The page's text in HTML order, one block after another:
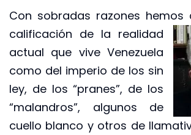
Con sobradas razones hemos
calificación de la realidad
actual que vive Venezuela
como del imperio de los sin
ley, de los “pranes”, de los
“malandros”, algunos de
cuello blanco y otros de